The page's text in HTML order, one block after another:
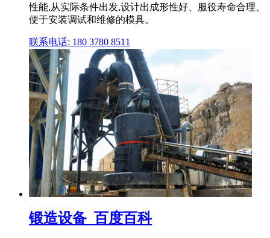
性能,从实际条件出发,设计出成形性好、服役寿命合理、
便于安装调试和维修的模具。
联系电话: 180 3780 8511
锻造设备_百度百科